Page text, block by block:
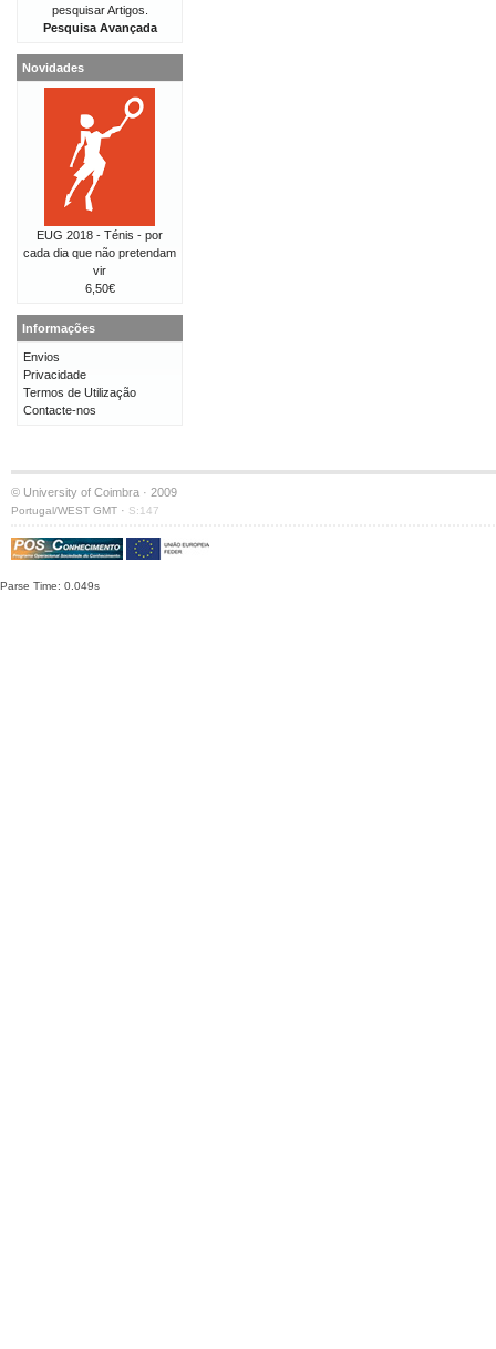
pesquisar Artigos.
Pesquisa Avançada
Novidades
EUG 2018 - Ténis - por
cada dia que não pretendam
vir
6,50€
Informações
Envios
Privacidade
Termos de Utilização
Contacte-nos
© University of Coimbra · 2009
Portugal/WEST GMT · S:147
Parse Time: 0.049s